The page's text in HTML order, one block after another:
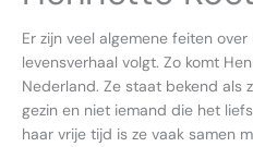
Er zijn veel algemene feiten
levensverhaal volgt. Zo komt
Nederland. Ze staat bekend als
gezin en niet iemand die het
haar vrije tijd is ze vaak samen